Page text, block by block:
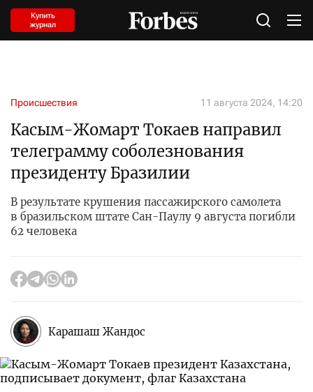
Купить
журнал
Происшествия 11 августа 2024, 14:20
Касым-Жомарт Токаев направил
телеграмму соболезнования
президенту Бразилии
В результате крушения пассажирского самолета
в бразильском штате Сан-Паулу 9 августа погибли
62 человека
Карашаш Жандос